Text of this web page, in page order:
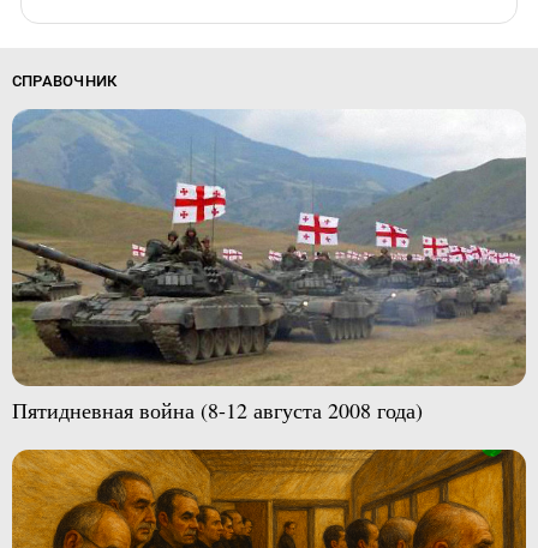
СПРАВОЧНИК
Пятидневная война (8-12 августа 2008 года)